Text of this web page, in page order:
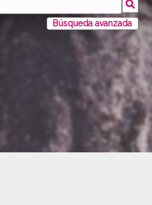
Búsqueda avanzada